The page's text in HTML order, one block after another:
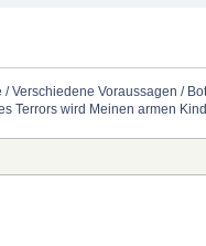
/ Verschiedene Voraussagen /
Terrors wird Meinen armen